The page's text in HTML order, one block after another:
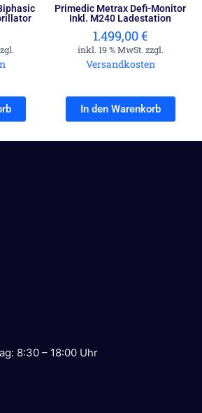
Primedic Metrax Defi-Monitor
Inkl. M240 Ladestation
1.499,00€
inkl. 19 % MwSt. zzgl.
Versandkosten
In den Warenkorb
8:30 – 18:00 Uhr